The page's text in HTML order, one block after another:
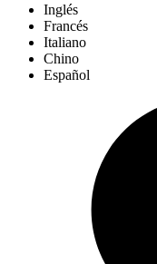
Inglés
Francés
Italiano
Chino
Español